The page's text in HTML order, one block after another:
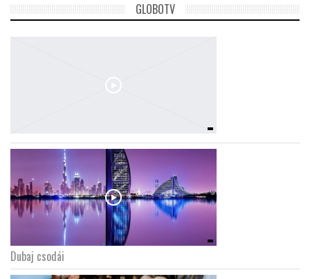
GLOBOTV
Dubaj csodái